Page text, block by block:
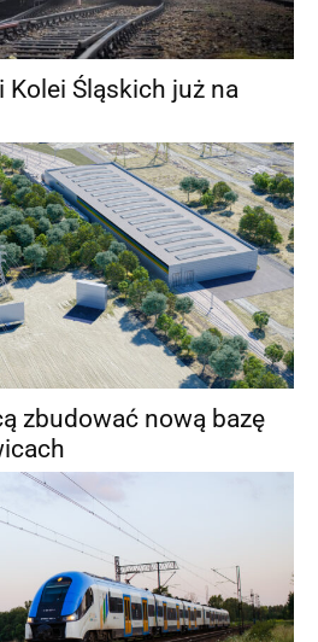
Kolei Śląskich już na
zbudować nową bazę